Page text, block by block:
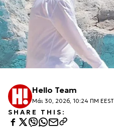
Hello Team
Μάι 30, 2026, 10:24 ΠΜ EEST
SHARE THIS: